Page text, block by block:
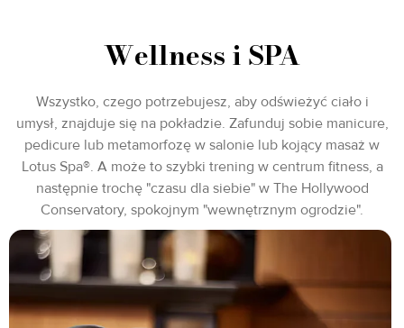
Wellness i SPA
Wszystko, czego potrzebujesz, aby odświeżyć ciało i
umysł, znajduje się na pokładzie. Zafunduj sobie manicure,
pedicure lub metamorfozę w salonie lub kojący masaż w
Lotus Spa®. A może to szybki trening w centrum fitness, a
następnie trochę "czasu dla siebie" w The Hollywood
Conservatory, spokojnym "wewnętrznym ogrodzie".